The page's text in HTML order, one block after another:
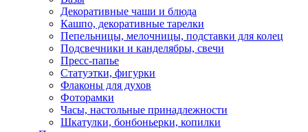
Декоративные чаши и блюда
Кашпо, декоративные тарелки
Пепельницы, мелочницы, подставки для колец
Подсвечники и канделябры, свечи
Пресс-папье
Статуэтки, фигурки
Флаконы для духов
Фоторамки
Часы, настольные принадлежности
Шкатулки, бонбоньерки, копилки